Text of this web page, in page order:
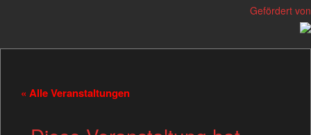
Gefördert von
« Alle Veranstaltungen